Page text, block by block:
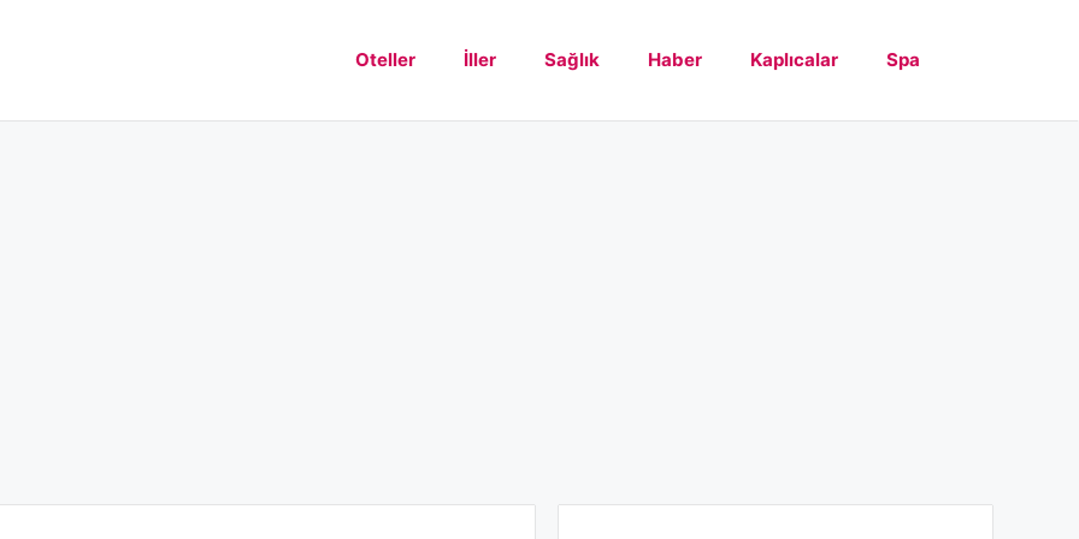
Oteller İller Sağlık Haber Kaplıcalar Spa